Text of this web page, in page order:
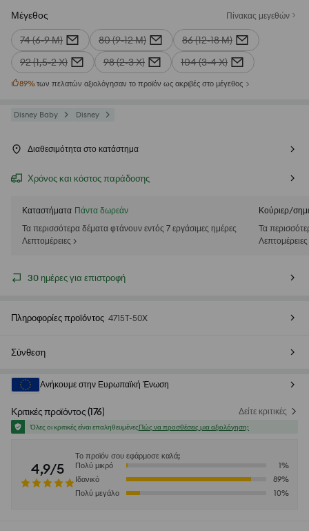
Μέγεθος Πίνακας μεγεθών
74 (6-9 Μ) 80 (9-12 Μ)
86 (12-18 Μ)
92 (1,5-2 Χ)
98 (2-3 Χ) 104 (3-4 Χ)
89%των πελατών αξιολόγησαν το προϊόν ως ακριβές στο μέγεθος
Disney Baby Disney
Διαθεσιμότητα στο κατάστημα
Χρόνος και κόστος παράδοσης
Καταστήματα Πάντα δωρεάν
Τα περισσότερα δέματα φτάνουν εντός 7 εργάσιμες ημέρες
Λεπτομέρειες >
Κούριερ/
Τα
Λεπτομέρειες
30 ημέρες για επιστροφή
Πληροφορίες προϊόντος 4715T-50X
Σύνθεση
Ανήκουμε στην Ευρωπαϊκή Ένωση
Κριτικές προϊόντος(176) Δείτε κριτικές
Όλες οι κριτικές είναι επαληθευμένεςΠώς να προσθέσεις μια αξιολόγηση;
4,9/5
Το προϊόν σου εφάρμοσε καλά;
Πολύ μικρό
1%
Ιδανικό
89%
Πολύ μεγάλο
10%